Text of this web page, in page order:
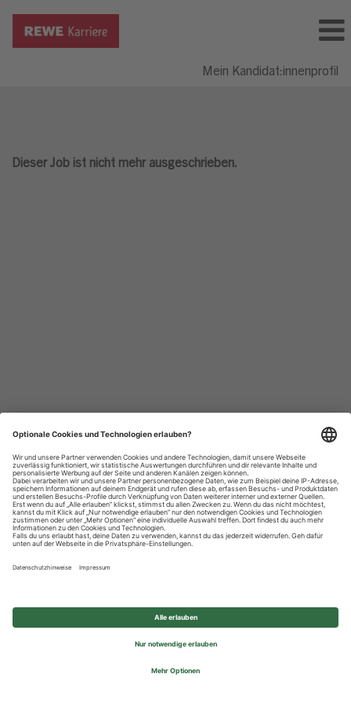
Mein Kandidat:innenprofil
Dieser Job ist nicht mehr ausgeschrieben.
Datenschutzhinweise
Impressum
Privatsphäre-Einstellungen
© 2026 REWE Group - All rights reserved